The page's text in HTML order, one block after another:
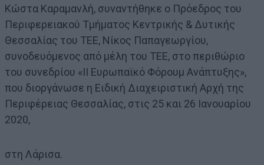
Κώστα Καραμανλή, συναντήθηκε ο Πρόεδρος του
Περιφερειακού Τμήματος Κεντρικής & Δυτικής
Θεσσαλίας του ΤΕΕ, Νίκος Παπαγεωργίου,
συνοδευόμενος από μέλη του ΤΕΕ, στο περιθώριο
του συνεδρίου «ΙΙ Ευρωπαϊκό Φόρουμ Ανάπτυξης»,
που διοργάνωσε η Ειδική Διαχειριστική Αρχή της
Περιφέρειας Θεσσαλίας, στις 25 και 26 Ιανουαρίου
2020,
στη Λάρισα.